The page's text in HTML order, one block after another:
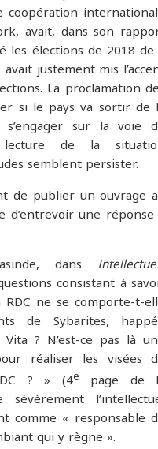
coopération
avait, dans son
les élections de 2018 de
justement mis
La proclamation
si le pays va sortir de
s’engager sur la voie
de la
semblent persister.
de publier un ouvrage
une réponse
dans
consistant à
ne se comporte-t-
de Sybarites,
? N’est-ce pas là
réaliser les visées
? » (4e
page de
comme « responsable
qui y règne ».